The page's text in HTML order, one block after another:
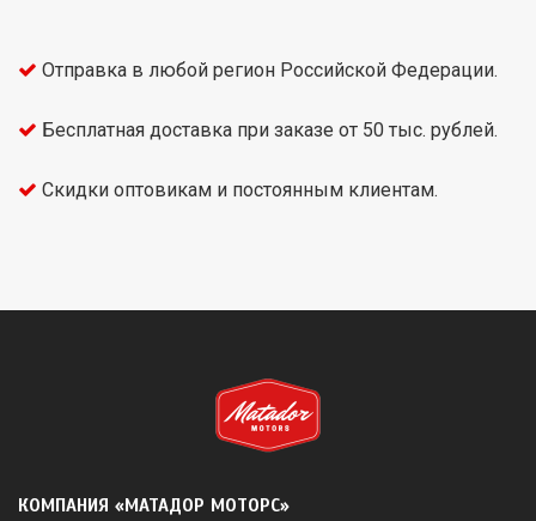
Отправка в любой регион Российской Федерации.
Бесплатная доставка при заказе от 50 тыс. рублей.
Скидки оптовикам и постоянным клиентам.
КОМПАНИЯ «МАТАДОР МОТОРС»